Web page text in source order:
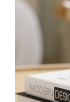
OILS
BLOG